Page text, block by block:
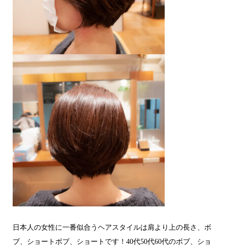
日本人の女性に一番似合うヘアスタイルは肩より上の長さ、ボ
ブ、ショートボブ、ショートです！40代50代60代のボブ、ショ